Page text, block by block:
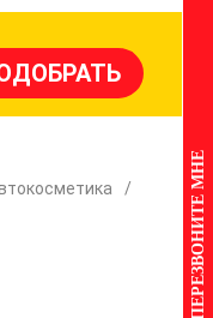
ПЕРЕЗВОНИТЕ МНЕ